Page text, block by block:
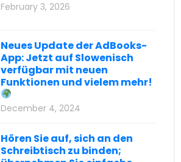
February 3, 2026
Neues Update der AdBooks-
App: Jetzt auf Slowenisch
verfügbar mit neuen
Funktionen und vielem mehr!
December 4, 2024
Hören Sie auf, sich an den
Schreibtisch zu binden;